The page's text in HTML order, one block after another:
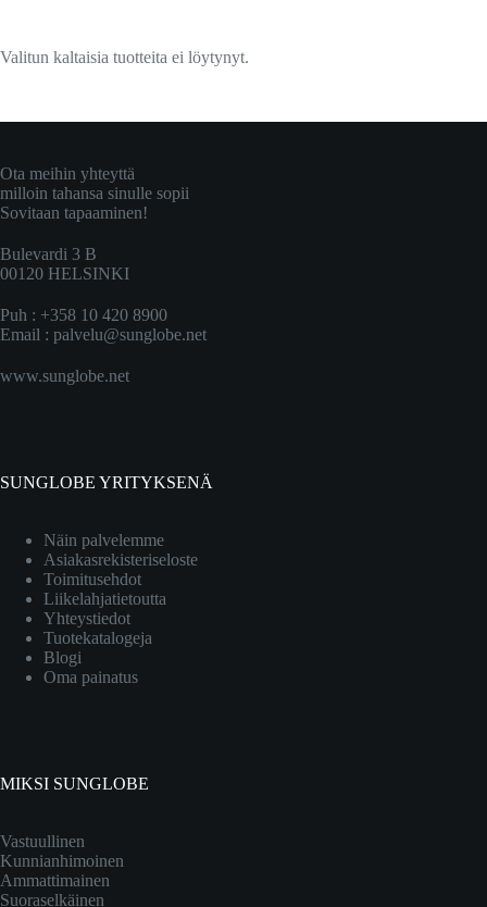
Valitun kaltaisia tuotteita ei löytynyt.
Ota meihin yhteyttä
milloin tahansa sinulle sopii
Sovitaan tapaaminen!
Bulevardi 3 B
00120 HELSINKI
Puh : +358 10 420 8900
Email : palvelu@sunglobe.net
www.sunglobe.net
SUNGLOBE YRITYKSENÄ
Näin palvelemme
Asiakasrekisteriseloste
Toimitusehdot
Liikelahjatietoutta
Yhteystiedot
Tuotekatalogeja
Blogi
Oma painatus
MIKSI SUNGLOBE
Vastuullinen
Kunnianhimoinen
Ammattimainen
Suoraselkäinen